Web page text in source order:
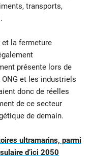
transports,
la fermeture
présente lors de
ONG et les industriels
donc de réelles
de ce secteur
de demain.
ultramarins, parmi
d’ici 2050